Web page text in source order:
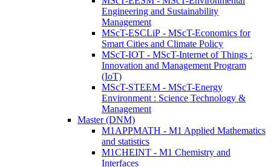
Engineering and Sustainability
Management
MScT-ESCLiP - MScT-Economics for
Smart Cities and Climate Policy
MScT-IOT - MScT-Internet of Things :
Innovation and Management Program
(IoT)
MScT-STEEM - MScT-Energy
Environment : Science Technology &
Management
Master (DNM)
M1APPMATH - M1 Applied Mathematics
and statistics
M1CHEINT - M1 Chemistry and
Interfaces